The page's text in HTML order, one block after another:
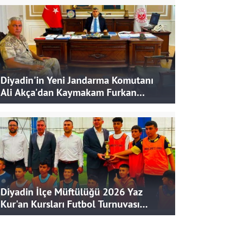
Diyadin'in Yeni Jandarma Komutanı
Ali Akça'dan Kaymakam Furkan
Korkusuz'a Ziyaret
Diyadin İlçe Müftülüğü 2026 Yaz
Kur'an Kursları Futbol Turnuvası
Tamamlandı